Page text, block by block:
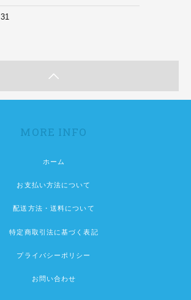
31
MORE INFO
ホーム
お支払い方法について
配送方法・送料について
特定商取引法に基づく表記
プライバシーポリシー
お問い合わせ